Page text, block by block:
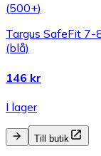
(500+)
Targus SafeFit
(blå)
146 kr
I lager
Till butik